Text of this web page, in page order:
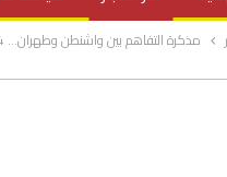
وتغذية
المرأة والحياة
مذكرة التفاهم بين واشنطن وطهران… 14 بندا تعيد تشكيل ساحة النفوذ في الشرق الأوسط